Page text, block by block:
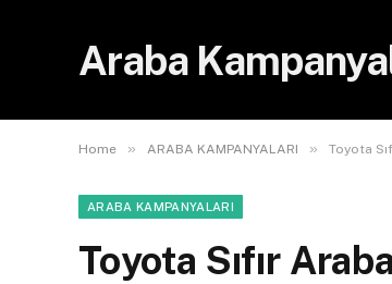
Araba
Home » ARABA KAMPANYALARI » Toyota
ARABA KAMPANYALARI
Toyota Sıfır